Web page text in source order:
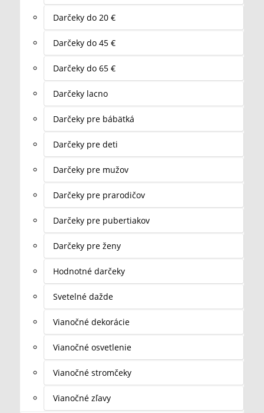
Darčeky do 20 €
Darčeky do 45 €
Darčeky do 65 €
Darčeky lacno
Darčeky pre bábätká
Darčeky pre deti
Darčeky pre mužov
Darčeky pre prarodičov
Darčeky pre pubertiakov
Darčeky pre ženy
Hodnotné darčeky
Svetelné dažde
Vianočné dekorácie
Vianočné osvetlenie
Vianočné stromčeky
Vianočné zľavy